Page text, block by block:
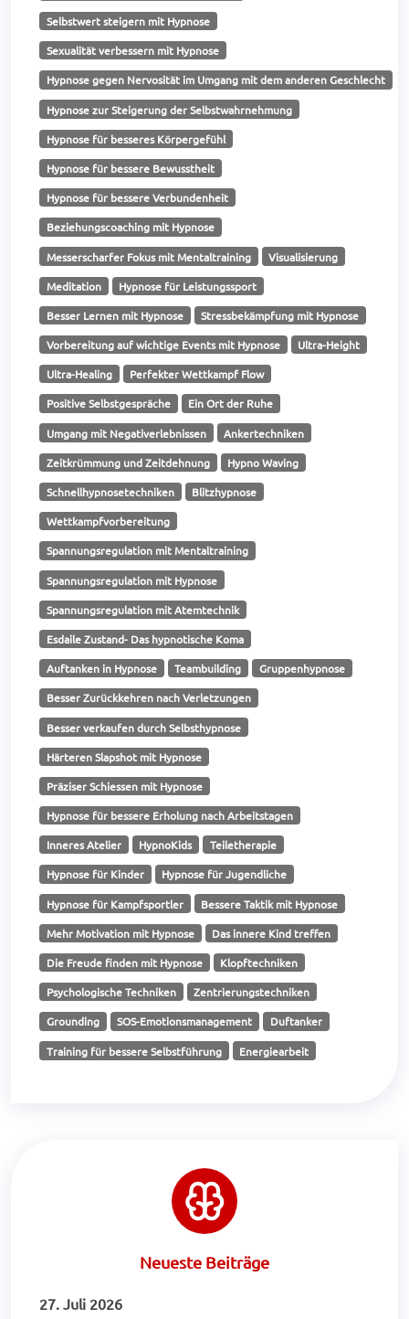
Selbstwert steigern mit Hypnose
Sexualität verbessern mit Hypnose
Hypnose gegen Nervosität im Umgang mit dem anderen Geschlecht
Hypnose zur Steigerung der Selbstwahrnehmung
Hypnose für besseres Körpergefühl
Hypnose für bessere Bewusstheit
Hypnose für bessere Verbundenheit
Beziehungscoaching mit Hypnose
Messerscharfer Fokus mit Mentaltraining Visualisierung
Meditation Hypnose für Leistungssport
Besser Lernen mit Hypnose Stressbekämpfung mit Hypnose
Vorbereitung auf wichtige Events mit Hypnose Ultra-Height
Ultra-Healing Perfekter Wettkampf Flow
Positive Selbstgespräche Ein Ort der Ruhe
Umgang mit Negativerlebnissen Ankertechniken
Zeitkrümmung und Zeitdehnung Hypno Waving
Schnellhypnosetechniken Blitzhypnose
Wettkampfvorbereitung
Spannungsregulation mit Mentaltraining
Spannungsregulation mit Hypnose
Spannungsregulation mit Atemtechnik
Esdaile Zustand- Das hypnotische Koma
Auftanken in Hypnose Teambuilding Gruppenhypnose
Besser Zurückkehren nach Verletzungen
Besser verkaufen durch Selbsthypnose
Härteren Slapshot mit Hypnose
Präziser Schiessen mit Hypnose
Hypnose für bessere Erholung nach Arbeitstagen
Inneres Atelier HypnoKids Teiletherapie
Hypnose für Kinder Hypnose für Jugendliche
Hypnose für Kampfsportler Bessere Taktik mit Hypnose
Mehr Motivation mit Hypnose Das innere Kind treffen
Die Freude finden mit Hypnose Klopftechniken
Psychologische Techniken Zentrierungstechniken
Grounding SOS-Emotionsmanagement Duftanker
Training für bessere Selbstführung Energiearbeit
Neueste Beiträge
27. Juli 2026